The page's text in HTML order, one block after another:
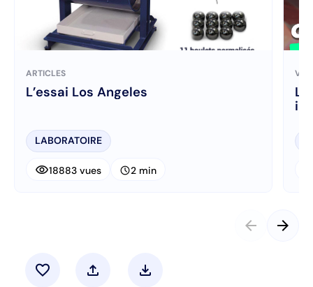
ARTICLES
L’essai Los Angeles
LABORATOIRE
visibility18883 vues schedule2 min
arrow_back arrow_forward
favorite upload download